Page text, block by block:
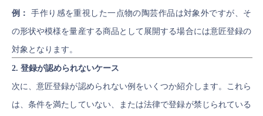
例： 手作り感を重視した一点物の陶芸作品は対象外ですが、そ
の形状や模様を量産する商品として展開する場合には意匠登録の
対象となります。
2. 登録が認められないケース
次に、意匠登録が認められない例をいくつか紹介します。これら
は、条件を満たしていない、または法律で登録が禁じられている